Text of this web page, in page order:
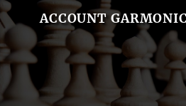
ACCOUNT